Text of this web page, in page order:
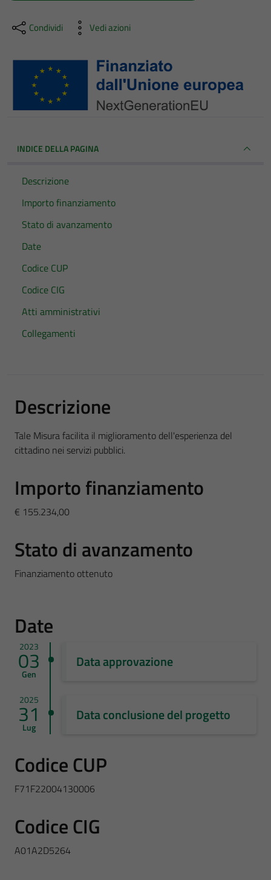
Condividi Vedi azioni
INDICE DELLA PAGINA
Descrizione
Importo finanziamento
Stato di avanzamento
Date
Codice CUP
Codice CIG
Atti amministrativi
Collegamenti
Descrizione
Tale Misura facilita il miglioramento dell'esperienza del
cittadino nei servizi pubblici.
Importo finanziamento
€ 155.234,00
Stato di avanzamento
Finanziamento ottenuto
Date
2023
03
Gen
Data approvazione
2025
31
Lug
Data conclusione del progetto
Codice CUP
F71F22004130006
Codice CIG
A01A2D5264